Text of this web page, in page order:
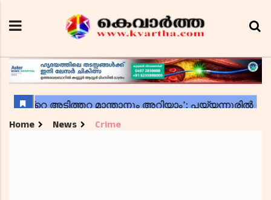
Home News Crime